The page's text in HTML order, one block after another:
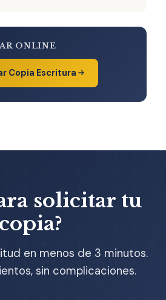
ONLINE
Copia Escritura
solicitar tu
copia?
en menos de 3 minutos.
sin complicaciones.